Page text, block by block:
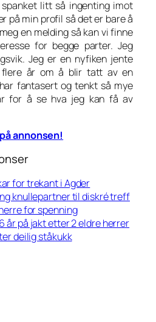
litt så ingenting imot
på min profil så det er bare å
en melding så kan vi finne
for begge parter. Jeg
Jeg er en nyfiken jente
år om å blir tatt av en
fantasert og tenkt så mye
for å se hva jeg kan få av
annonsen!
for trekant i Agder
knullepartner til diskré treff
for spenning
år på jakt etter 2 eldre herrer
deilig ståkukk